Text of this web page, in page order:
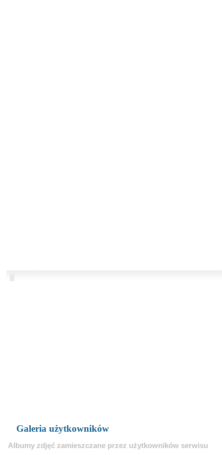
Galeria użytkowników
Albumy zdjęć zamieszczane przez użytkowników serwisu